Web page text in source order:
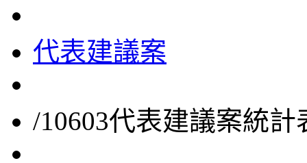
代表建議案
/10603代表建議案統計